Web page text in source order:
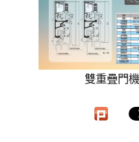
雙重疊門